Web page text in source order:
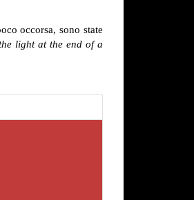
occorsa, sono state
light at the end of a